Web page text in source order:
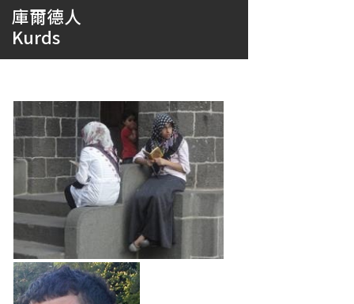
庫爾德人
Kurds